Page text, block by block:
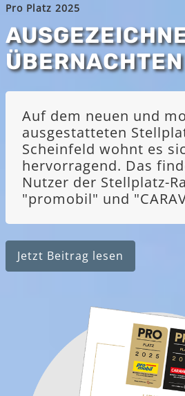
Pro Platz 2025
ÜBERNACHTEN
Auf dem neuen und
ausgestatteten
Scheinfeld wohnt es
hervorragend. Das
Nutzer der Stellplatz-
"promobil" und
Jetzt Beitrag lesen